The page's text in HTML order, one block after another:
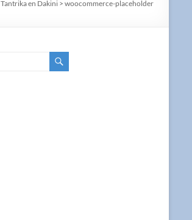
Tantrika en Dakini > woocommerce-placeholder